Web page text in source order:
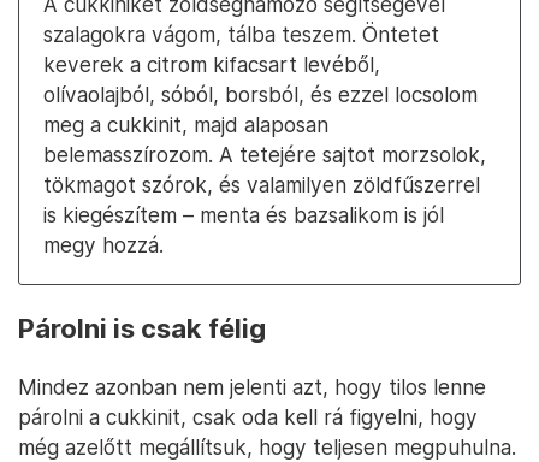
szalagokra vágom, tálba teszem. Öntetet
keverek a citrom kifacsart levéből,
olívaolajból, sóból, borsból, és ezzel locsolom
meg a cukkinit, majd alaposan
belemasszírozom. A tetejére sajtot morzsolok,
tökmagot szórok, és valamilyen zöldfűszerrel
is kiegészítem – menta és bazsalikom is jól
megy hozzá.
Párolni is csak félig
Mindez azonban nem jelenti azt, hogy tilos lenne
párolni a cukkinit, csak oda kell rá figyelni, hogy
még azelőtt megállítsuk, hogy teljesen megpuhulna.